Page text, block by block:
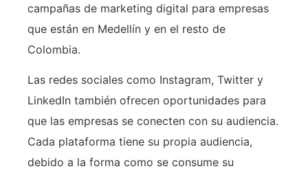
campañas de marketing digital para empresas
que están en Medellín y en el resto de
Colombia.
Las redes sociales como Instagram, Twitter y
LinkedIn también ofrecen oportunidades para
que las empresas se conecten con su audiencia.
Cada plataforma tiene su propia audiencia,
debido a la forma como se consume su